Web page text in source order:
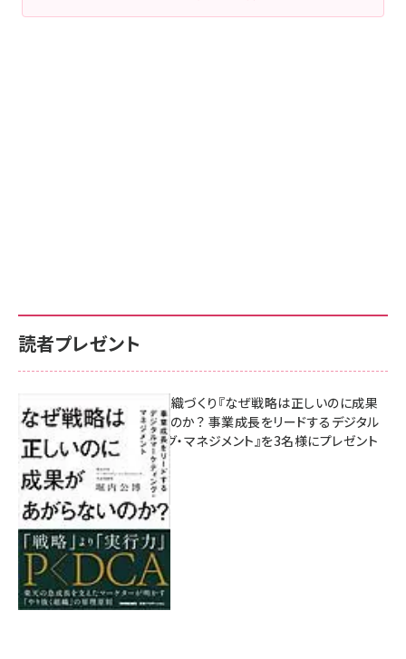
読者プレゼント
成果を生む組織づくり『なぜ戦略は正しいのに成果
があがらないのか？ 事業成長をリードするデジタル
マーケティング・マネジメント』を3名様にプレゼント
8月7日 10:00